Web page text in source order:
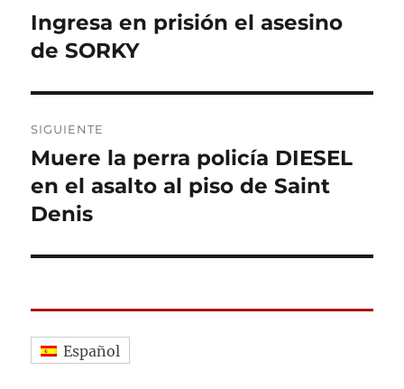
de
entradas
Entrada
anterior:
Ingresa en prisión el asesino
de SORKY
SIGUIENTE
Entrada
siguiente:
Muere la perra policía DIESEL
en el asalto al piso de Saint
Denis
Español